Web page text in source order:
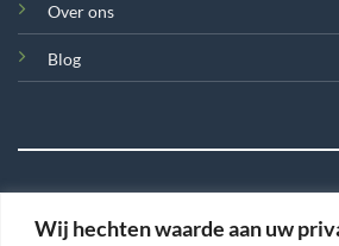
Wij hechten waarde aan uw
Over ons
Blog